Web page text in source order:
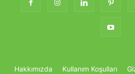
Hakkımızda Kullanım Koşulları